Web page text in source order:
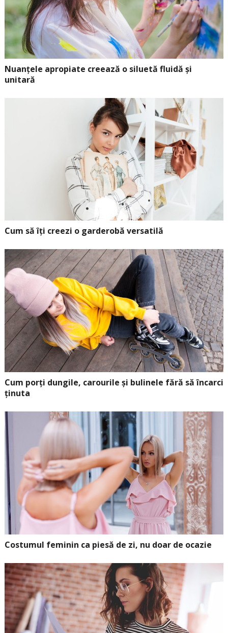
Nuanțele apropiate creează o siluetă fluidă și
unitară
Cum să îți creezi o garderobă versatilă
Cum porți dungile, carourile și bulinele fără să încarci
ținuta
Costumul feminin ca piesă de zi, nu doar de ocazie